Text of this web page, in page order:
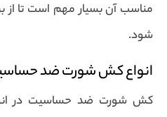
مناسب آن بسیار مهم است تا
شود.
انواع کش شورت ضد
کش شورت ضد حساسیت در